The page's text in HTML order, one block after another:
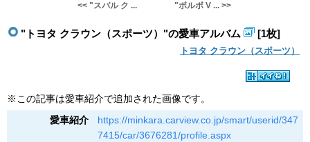
<< "スバル ク ... "ボルボ V ... >>
"トヨタ クラウン（スポーツ）"の愛車アルバム [1枚]
トヨタ クラウン（スポーツ）
※この記事は愛車紹介で追加された画像です。
愛車紹介
https://minkara.carview.co.jp/smart/userid/347
7415/car/3676281/profile.aspx